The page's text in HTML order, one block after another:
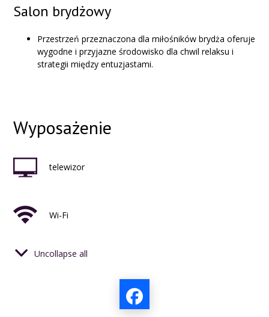
Salon brydżowy
Przestrzeń przeznaczona dla miłośników brydża oferuje
wygodne i przyjazne środowisko dla chwil relaksu i
strategii między entuzjastami.
Wyposażenie
telewizor
Wi-Fi
telefon
Uncollapse all